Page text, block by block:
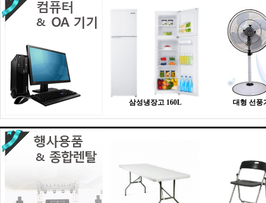
삼성냉장고 160L 대형 선풍